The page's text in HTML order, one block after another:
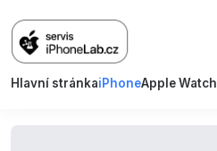
Hlavní stránkaiPhoneApple Watch